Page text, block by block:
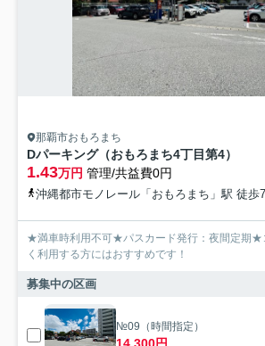
那覇市おもろまち
Dパーキング（おもろまち4丁目第4）
1.43万円 管理/共益費0円
沖縄都市モノレール「おもろまち」駅 徒歩
★満車時利用不可★パスカード発行：夜間定期★
く利用する方にはおすすめです！
募集中の区画
№09（時間指定）